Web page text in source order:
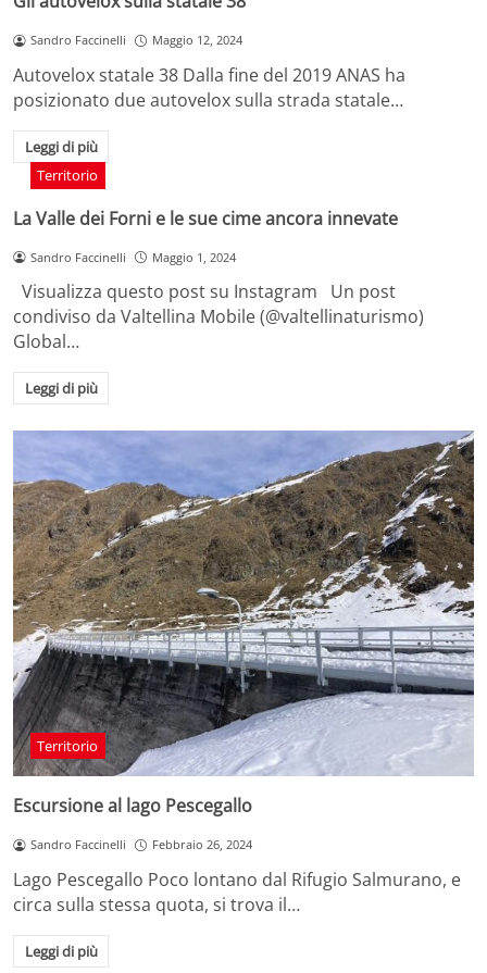
Sandro Faccinelli Maggio 12, 2024
Autovelox statale 38 Dalla fine del 2019 ANAS ha
posizionato due autovelox sulla strada statale…
Leggi di più
Territorio
La Valle dei Forni e le sue cime ancora innevate
Sandro Faccinelli Maggio 1, 2024
Visualizza questo post su Instagram Un post
condiviso da Valtellina Mobile (@valtellinaturismo)
Global…
Leggi di più
Territorio
Escursione al lago Pescegallo
Sandro Faccinelli Febbraio 26, 2024
Lago Pescegallo Poco lontano dal Rifugio Salmurano, e
circa sulla stessa quota, si trova il…
Leggi di più